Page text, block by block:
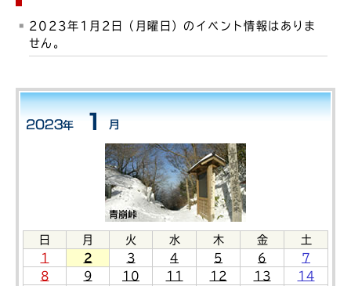
日 月 火 水 木 金
土
1
2 3 4 5 6
7
8
9 10 11 12 13
14
2023年1月2日（月曜日）のイベント情報はありま
せん。